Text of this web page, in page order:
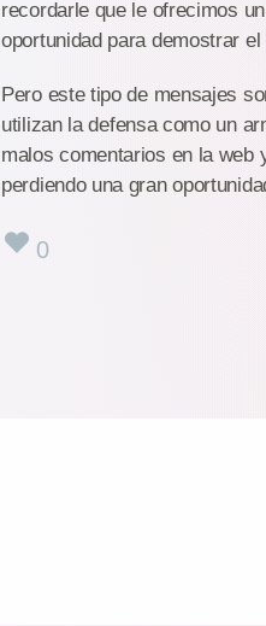
recordarle que le ofrecimos
oportunidad para demostrar
Pero este tipo de mensajes
utilizan la defensa como un
malos comentarios en la web
perdiendo una gran
0